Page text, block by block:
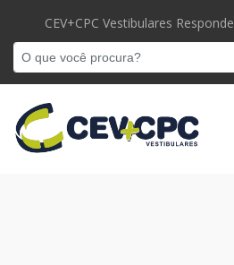
CEV+CPC Vestibulares Responde